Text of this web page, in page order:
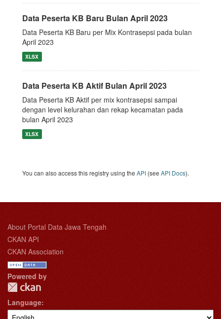
Data Peserta KB Baru Bulan April 2023
Data Peserta KB Baru per Mix Kontrasepsi pada bulan
April 2023
XLSX
Data Peserta KB Aktif Bulan April 2023
Data Peserta KB Aktif per mix kontrasepsi sampai
dengan level kelurahan dan rekap kecamatan pada
bulan April 2023
XLSX
You can also access this registry using the API (see API Docs).
About Portal Data Jawa Tengah
CKAN API
CKAN Association
Powered by
Language